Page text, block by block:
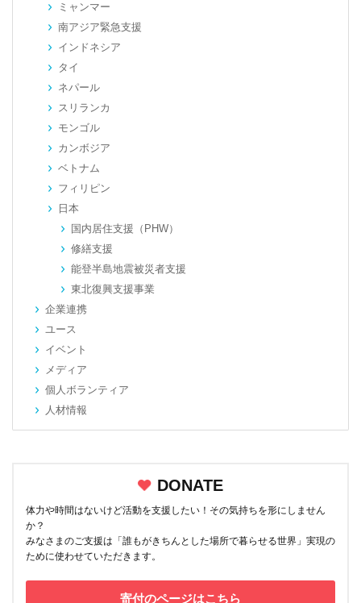
ミャンマー
南アジア緊急支援
インドネシア
タイ
ネパール
スリランカ
モンゴル
カンボジア
ベトナム
フィリピン
日本
国内居住支援（PHW）
修繕支援
能登半島地震被災者支援
東北復興支援事業
企業連携
ユース
イベント
メディア
個人ボランティア
人材情報
DONATE
体力や時間はないけど活動を支援したい！その気持ちを形にしません
か？
みなさまのご支援は「誰もがきちんとした場所で暮らせる世界」実現の
ために使わせていただきます。
寄付のページはこちら